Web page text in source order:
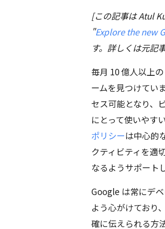
[この記事は Atul
"Explore the new
す。詳しくは元記
毎月 10 億人以上
ームを見つけてい
セス可能となり、
にとって使いやす
ポリシーは中心的
クティビティを適
なるようサポート
Google は常にデ
よう心がけており
確に伝えられる方